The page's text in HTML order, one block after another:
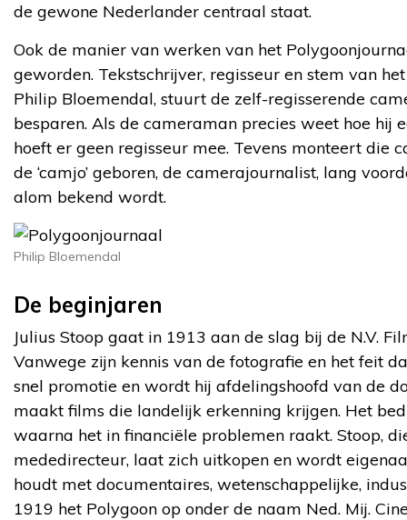
de gewone Nederlander centraal staat.
Ook de manier van werken van het
geworden. Tekstschrijver, regisseur en stem van
Philip Bloemendal, stuurt de zelf-regisserende
besparen. Als de cameraman precies weet hoe hij
hoeft er geen regisseur mee. Tevens monteert die
de ‘camjo’ geboren, de camerajournalist, lang
alom bekend wordt.
Philip Bloemendal
De beginjaren
Julius Stoop gaat in 1913 aan de slag bij de N.V.
Vanwege zijn kennis van de fotografie en het feit
snel promotie en wordt hij afdelingshoofd van de
maakt films die landelijk erkenning krijgen. Het
waarna het in financiële problemen raakt. Stoop,
mededirecteur, laat zich uitkopen en wordt
houdt met documentaires, wetenschappelijke,
1919 het Polygoon op onder de naam Ned. Mij.